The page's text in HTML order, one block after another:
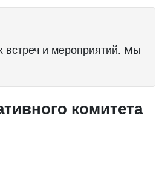
встреч и мероприятий. Мы
комитета